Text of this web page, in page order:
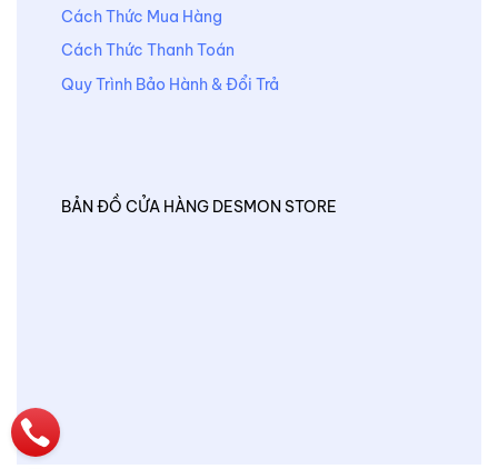
Cách Thức Mua Hàng
Cách Thức Thanh Toán
Quy Trình Bảo Hành & Đổi Trả
BẢN ĐỒ CỬA HÀNG DESMON STORE